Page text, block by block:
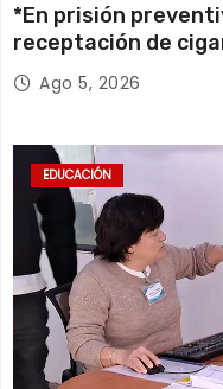
*En prisión
receptación de
millones*
Ago 5, 2026
EDUCACIÓN